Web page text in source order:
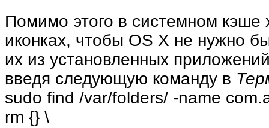
Помимо этого в системном
иконках, чтобы OS X не нужно
их из установленных
введя следующую команду в
sudo find /var/folders/ -name
rm {} \